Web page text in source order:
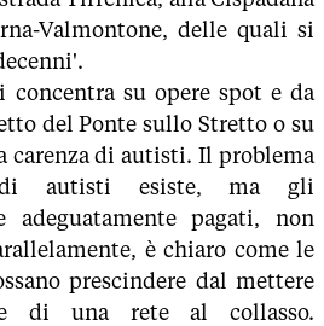
Valmontone, delle quali si
concentra su opere spot e da
del Ponte sullo Stretto o su
carenza di autisti. Il problema
di autisti esiste, ma gli
adeguatamente pagati, non
è chiaro come le
prescindere dal mettere
di una rete al collasso.